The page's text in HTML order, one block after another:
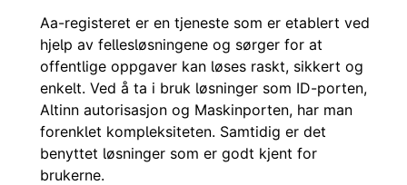
Aa-registeret er en tjeneste som er etablert ved
hjelp av fellesløsningene og sørger for at
offentlige oppgaver kan løses raskt, sikkert og
enkelt. Ved å ta i bruk løsninger som ID-porten,
Altinn autorisasjon og Maskinporten, har man
forenklet kompleksiteten. Samtidig er det
benyttet løsninger som er godt kjent for
brukerne.